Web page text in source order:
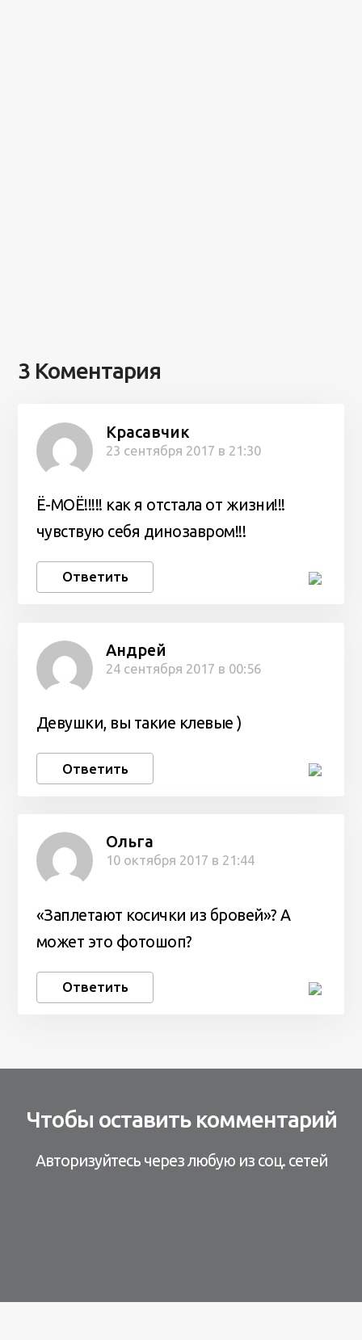
3 Коментария
Красавчик
23 сентября 2017 в 21:30
Ё-МОЁ!!!!! как я отстала от жизни!!!
чувствую себя динозавром!!!
Ответить
Андрей
24 сентября 2017 в 00:56
Девушки, вы такие клевые )
Ответить
Ольга
10 октября 2017 в 21:44
«Заплетают косички из бровей»? А
может это фотошоп?
Ответить
Чтобы оставить комментарий
Авторизуйтесь через любую из соц. сетей